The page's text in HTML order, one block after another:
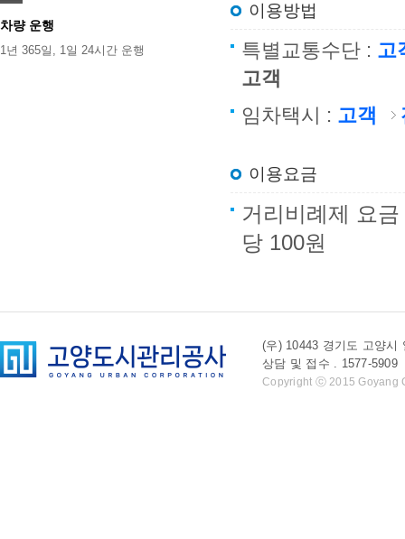
차량 운행
1년 365일, 1일 24시간 운행
이용방법
특별교통수단 : 고
고객
임차택시 : 고객
이용요금
거리비례제 요
당 100원
(우) 10443 경기도 고양시
상담 및 접수 . 1577-
Copyright ⓒ 2015 Goyang